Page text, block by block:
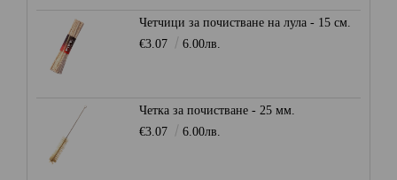
Четчици за почистване на лула - 15 см.
€3.07
6.00лв.
Четка за почистване - 25 мм.
€3.07
6.00лв.